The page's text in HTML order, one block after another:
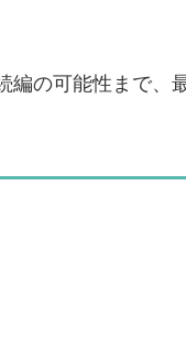
編の可能性まで、